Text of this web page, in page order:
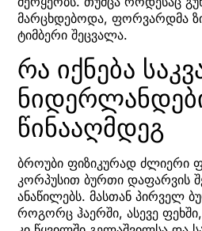
მარცხდებოდა, ფორვარდმა
ტიმბერი შეცვალა.
რა იქნება
წინააღმდეგ
ბროუბი ფიზიკურად ძლიერი
კორპუსით ბურთი დაფარვის
ანაწილებს. მასთან პირველ
როგორც ჰაერში, ასევე ფეხში,